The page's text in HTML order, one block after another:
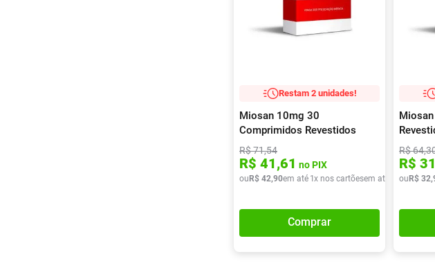
Restam 2 unidades!
Miosan 10mg 30
Comprimidos Revestidos
R$71,54
R$ 41,61 no PIX
ou R$ 42,90em até 1x nos cartõesem até x de R$ 42,
Comprar
R$64,
R$ 31
ou R$ 32,